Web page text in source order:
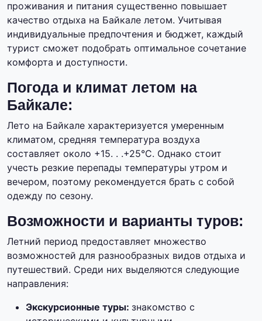
проживания и питания существенно повышает
качество отдыха на Байкале летом. Учитывая
индивидуальные предпочтения и бюджет, каждый
турист сможет подобрать оптимальное сочетание
комфорта и доступности.
Погода и климат летом на
Байкале:
Лето на Байкале характеризуется умеренным
климатом, средняя температура воздуха
составляет около +15. . .+25°C. Однако стоит
учесть резкие перепады температуры утром и
вечером, поэтому рекомендуется брать с собой
одежду по сезону.
Возможности и варианты туров:
Летний период предоставляет множество
возможностей для разнообразных видов отдыха и
путешествий. Среди них выделяются следующие
направления:
Экскурсионные туры: знакомство с